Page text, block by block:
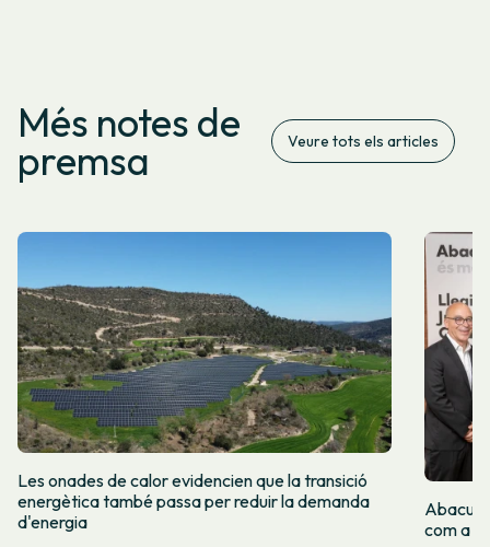
Més notes de
premsa Veure tots els articles
Les onades de calor evidencien que la transició
energètica també passa per reduir la demanda
d'energia
Abacus
com a